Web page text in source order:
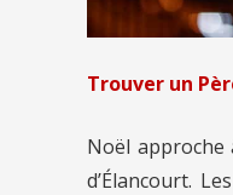
Trouver un
Noël approche
d’Élancourt.